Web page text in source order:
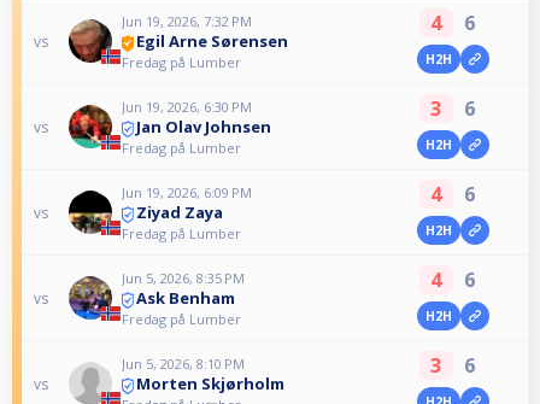
vs
Jun 19, 2026, 7:32 PM
Egil Arne Sørensen
Fredag på Lumber
4 6
H2H
vs
Jun 19, 2026, 6:30 PM
Jan Olav Johnsen
Fredag på Lumber
3 6
H2H
vs
Jun 19, 2026, 6:09 PM
Ziyad Zaya
Fredag på Lumber
4 6
H2H
vs
Jun 5, 2026, 8:35 PM
Ask Benham
Fredag på Lumber
4 6
H2H
vs
Jun 5, 2026, 8:10 PM
Morten Skjørholm
3 6